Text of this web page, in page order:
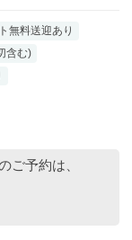
無料送迎あり
含む)
ご予約は、